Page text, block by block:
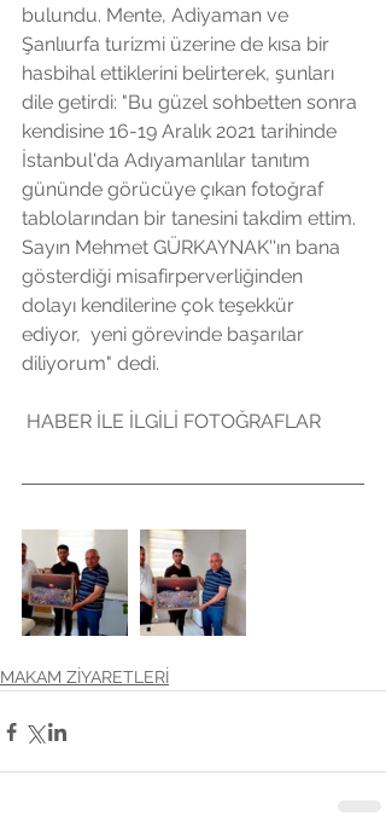
bulundu. Mente, Adiyaman ve
Şanlıurfa turizmi üzerine de kısa bir
hasbihal ettiklerini belirterek, şunları
dile getirdi: "Bu güzel sohbetten sonra
kendisine 16-19 Aralık 2021 tarihinde
İstanbul'da Adıyamanlılar tanıtım
gününde görücüye çıkan fotoğraf
tablolarından bir tanesini takdim ettim.
Sayın Mehmet GÜRKAYNAK''ın bana
gösterdiği misafirperverliğinden
dolayı kendilerine çok teşekkür
ediyor,  yeni görevinde başarılar
diliyorum" dedi.
HABER İLE İLGİLİ FOTOĞRAFLAR
MAKAM ZİYARETLERİ